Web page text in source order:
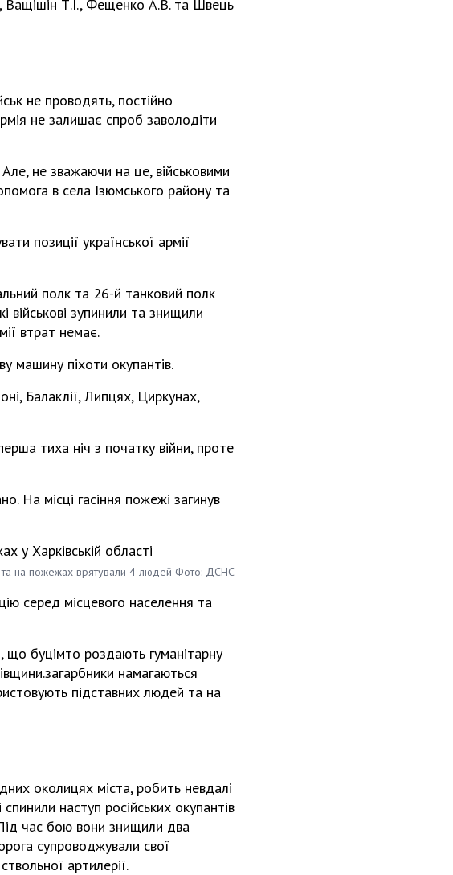
Ващішін Т.І., Фещенко А.В. та Швець
не проводять, постійно
не залишає спроб заволодіти
не зважаючи на це, військовими
в села Ізюмського району та
позиції української армії
полк та 26-й танковий полк
військові зупинили та знищили
втрат немає.
машину піхоти окупантів.
Балаклії, Липцях, Циркунах,
тиха ніч з початку війни, проте
На місці гасіння пожежі загинув
та на пожежах врятували 4 людей Фото: ДСНС
серед місцевого населення та
що буцімто роздають гуманітарну
намагаються
підставних людей та на
околицях міста, робить невдалі
наступ російських окупантів
час бою вони знищили два
супроводжували свої
артилерії.